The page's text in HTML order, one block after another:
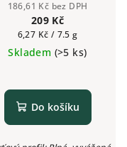
g
186,61 Kč bez DPH
209 Kč
Měrná
cena:
6,27 Kč / 7.5 g
Skladem (>5 ks)
Do košíku